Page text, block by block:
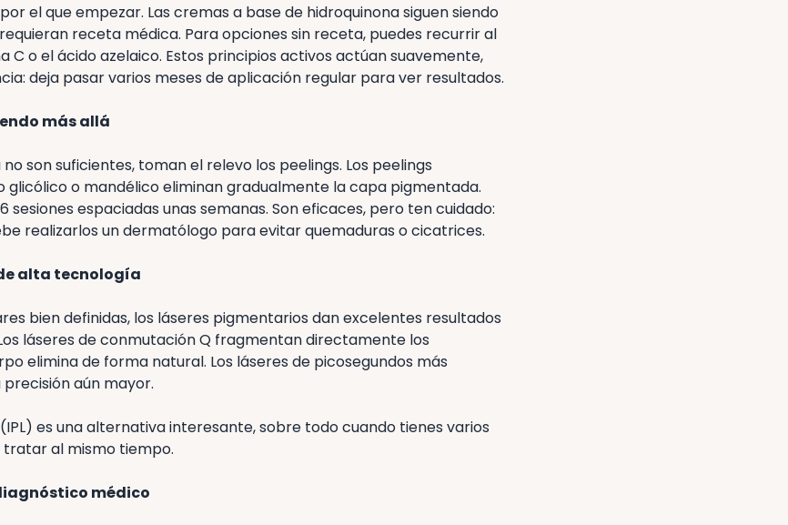
el que empezar. Las cremas a base de hidroquinona siguen siendo
receta médica. Para opciones sin receta, puedes recurrir al
C o el ácido azelaico. Estos principios activos actúan suavemente,
deja pasar varios meses de aplicación regular para ver resultados.
más allá
son suficientes, toman el relevo los peelings. Los peelings
glicólico o mandélico eliminan gradualmente la capa pigmentada.
sesiones espaciadas unas semanas. Son eficaces, pero ten cuidado:
realizarlos un dermatólogo para evitar quemaduras o cicatrices.
alta tecnología
bien definidas, los láseres pigmentarios dan excelentes resultados
Los láseres de conmutación Q fragmentan directamente los
elimina de forma natural. Los láseres de picosegundos más
aún mayor.
es una alternativa interesante, sobre todo cuando tienes varios
al mismo tiempo.
médico